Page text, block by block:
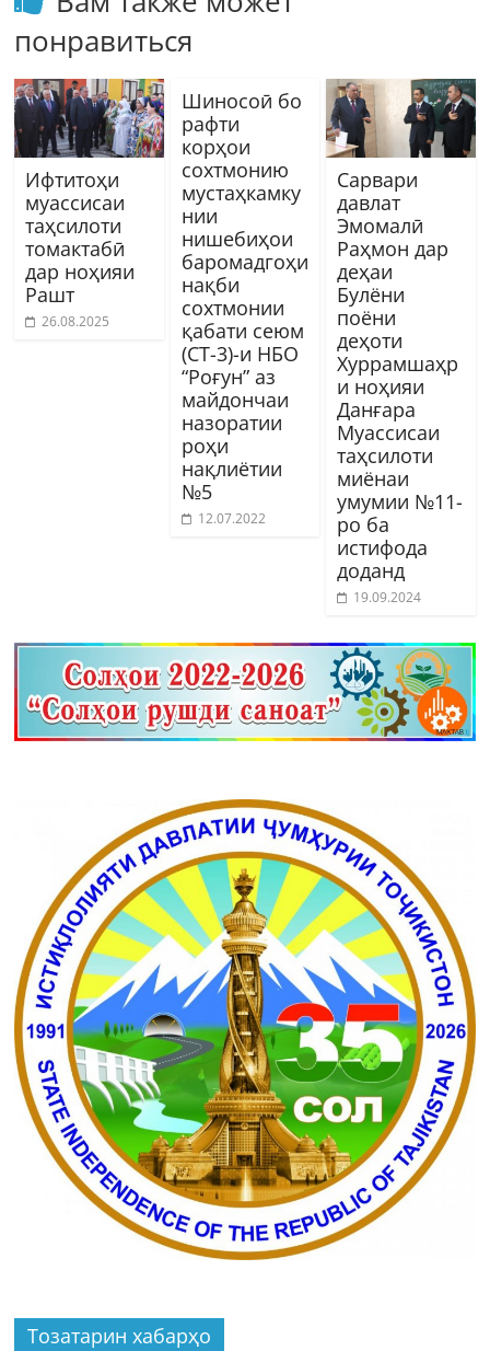
понравиться
Ифтитоҳи
муассисаи
таҳсилоти
томактабӣ
дар ноҳияи
Рашт
26.08.2025
Шиносоӣ бо
рафти
корҳои
сохтмонию
мустаҳкамку
нии
нишебиҳои
баромадгоҳи
нақби
сохтмонии
қабати сеюм
(СТ-3)-и НБО
“Роғун” аз
майдончаи
назоратии
роҳи
нақлиётии
№5
12.07.2022
Сарвари
давлат
Эмомалӣ
Раҳмон дар
деҳаи
Булёни
поёни
деҳоти
Хуррамшаҳр
и ноҳияи
Данғара
Муассисаи
таҳсилоти
миёнаи
умумии №11-
ро ба
истифода
доданд
19.09.2024
Тозатарин хабарҳо